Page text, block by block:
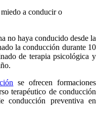
no haya conducido desde la
la conducción durante 10
de terapia psicológica y
se ofrecen formaciones
terapéutico de conducción
conducción preventiva en